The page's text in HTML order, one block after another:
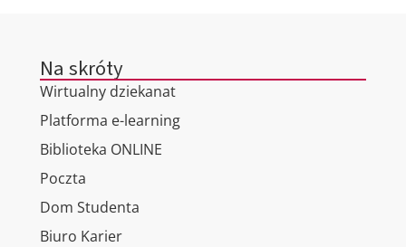
Na skróty
Wirtualny dziekanat
Platforma e-learning
Biblioteka ONLINE
Poczta
Dom Studenta
Biuro Karier